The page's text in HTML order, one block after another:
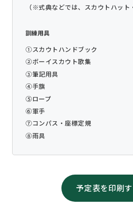
（※式典などでは、スカウトハット
訓練用具
①スカウトハンドブック
②ボーイスカウト歌集
③筆記用具
④手旗
⑤ロープ
⑥軍手
⑦コンパス・座標定規
⑧雨具
予定表を印刷